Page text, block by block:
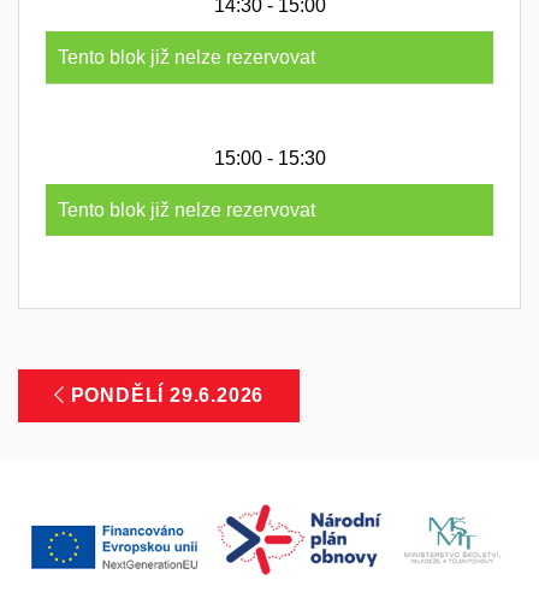
14:30 - 15:00
Tento blok již nelze rezervovat
15:00 - 15:30
Tento blok již nelze rezervovat
PONDĚLÍ 29.6.2026